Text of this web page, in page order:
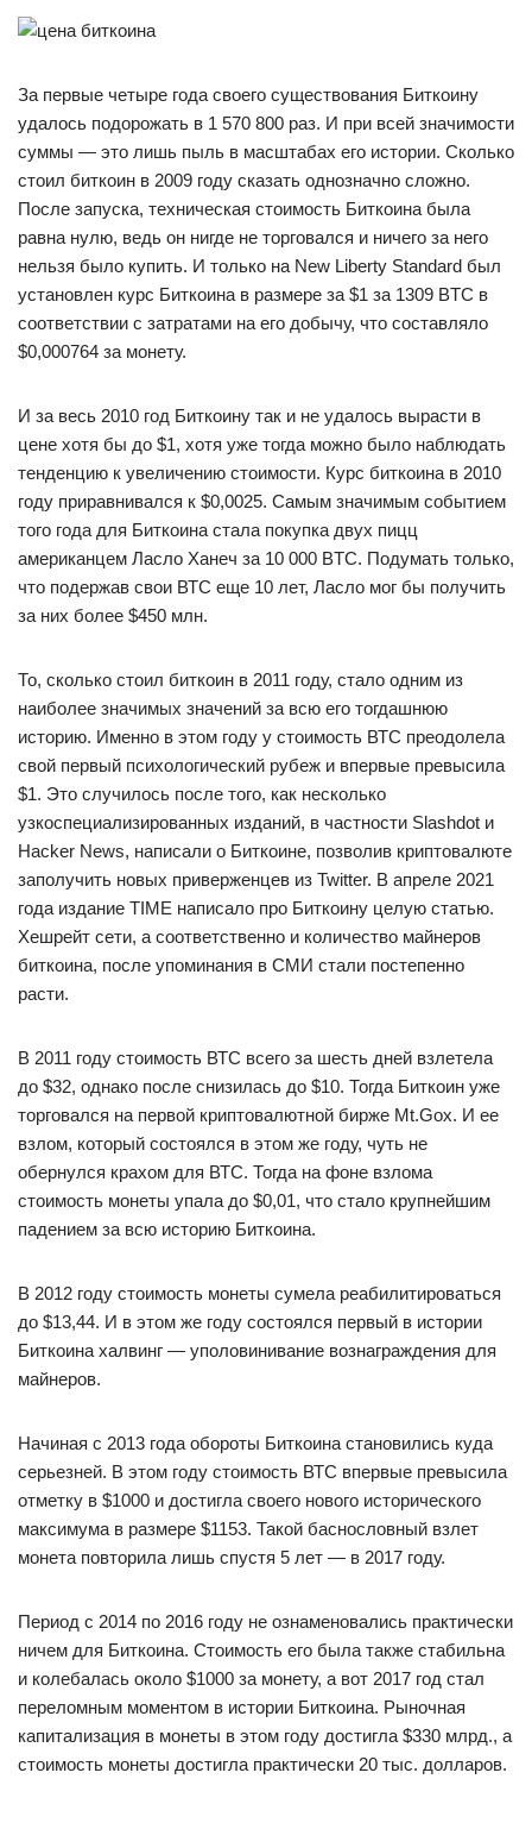
За первые четыре года своего существования Биткоину
удалось подорожать в 1 570 800 раз. И при всей значимости
суммы — это лишь пыль в масштабах его истории. Сколько
стоил биткоин в 2009 году сказать однозначно сложно.
После запуска, техническая стоимость Биткоина была
равна нулю, ведь он нигде не торговался и ничего за него
нельзя было купить. И только на New Liberty Standard был
установлен курс Биткоина в размере за $1 за 1309 BTC в
соответствии с затратами на его добычу, что составляло
$0,000764 за монету.
И за весь 2010 год Биткоину так и не удалось вырасти в
цене хотя бы до $1, хотя уже тогда можно было наблюдать
тенденцию к увеличению стоимости. Курс биткоина в 2010
году приравнивался к $0,0025. Самым значимым событием
того года для Биткоина стала покупка двух пицц
американцем Ласло Ханеч за 10 000 BTC. Подумать только,
что подержав свои ВТС еще 10 лет, Ласло мог бы получить
за них более $450 млн.
То, сколько стоил биткоин в 2011 году, стало одним из
наиболее значимых значений за всю его тогдашнюю
историю. Именно в этом году у стоимость ВТС преодолела
свой первый психологический рубеж и впервые превысила
$1. Это случилось после того, как несколько
узкоспециализированных изданий, в частности Slashdot и
Hacker News, написали о Биткоине, позволив криптовалюте
заполучить новых приверженцев из Twitter. В апреле 2021
года издание TIME написало про Биткоину целую статью.
Хешрейт сети, а соответственно и количество майнеров
биткоина, после упоминания в СМИ стали постепенно
расти.
В 2011 году стоимость ВТС всего за шесть дней взлетела
до $32, однако после снизилась до $10. Тогда Биткоин уже
торговался на первой криптовалютной бирже Mt.Gox. И ее
взлом, который состоялся в этом же году, чуть не
обернулся крахом для ВТС. Тогда на фоне взлома
стоимость монеты упала до $0,01, что стало крупнейшим
падением за всю историю Биткоина.
В 2012 году стоимость монеты сумела реабилитироваться
до $13,44. И в этом же году состоялся первый в истории
Биткоина халвинг — уполовинивание вознаграждения для
майнеров.
Начиная с 2013 года обороты Биткоина становились куда
серьезней. В этом году стоимость ВТС впервые превысила
отметку в $1000 и достигла своего нового исторического
максимума в размере $1153. Такой баснословный взлет
монета повторила лишь спустя 5 лет — в 2017 году.
Период с 2014 по 2016 году не ознаменовались практически
ничем для Биткоина. Стоимость его была также стабильна
и колебалась около $1000 за монету, а вот 2017 год стал
переломным моментом в истории Биткоина. Рыночная
капитализация в монеты в этом году достигла $330 млрд., а
стоимость монеты достигла практически 20 тыс. долларов.